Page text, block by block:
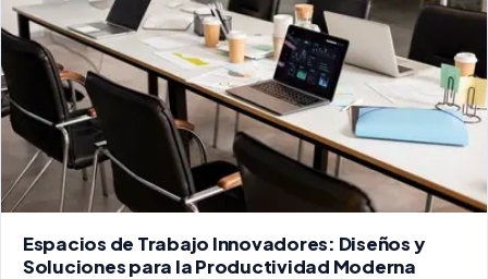
Espacios de Trabajo Innovadores: Diseños y
Soluciones para la Productividad Moderna